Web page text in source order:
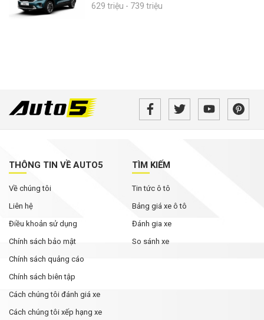
629 triệu - 739 triệu
THÔNG TIN VỀ AUTO5
Về chúng tôi
Liên hệ
Điều khoản sử dụng
Chính sách bảo mật
Chính sách quảng cáo
Chính sách biên tập
Cách chúng tôi đánh giá xe
Cách chúng tôi xếp hạng xe
TÌM KIẾM
Tin tức ô tô
Bảng giá xe ô tô
Đánh gia xe
So sánh xe